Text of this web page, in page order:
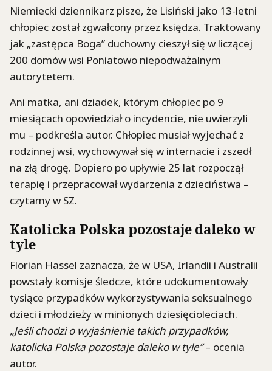
Niemiecki dziennikarz pisze, że Lisiński jako 13-letni
chłopiec został zgwałcony przez księdza. Traktowany
jak „zastępca Boga” duchowny cieszył się w liczącej
200 domów wsi Poniatowo niepodważalnym
autorytetem.
Ani matka, ani dziadek, którym chłopiec po 9
miesiącach opowiedział o incydencie, nie uwierzyli
mu – podkreśla autor. Chłopiec musiał wyjechać z
rodzinnej wsi, wychowywał się w internacie i zszedł
na złą drogę. Dopiero po upływie 25 lat rozpoczął
terapię i przepracował wydarzenia z dzieciństwa –
czytamy w SZ.
Katolicka Polska pozostaje daleko w
tyle
Florian Hassel zaznacza, że w USA, Irlandii i Australii
powstały komisje śledcze, które udokumentowały
tysiące przypadków wykorzystywania seksualnego
dzieci i młodzieży w minionych dziesięcioleciach.
„Jeśli chodzi o wyjaśnienie takich przypadków,
katolicka Polska pozostaje daleko w tyle”– ocenia
autor.